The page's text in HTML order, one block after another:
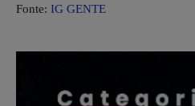
Fonte: IG GENTE